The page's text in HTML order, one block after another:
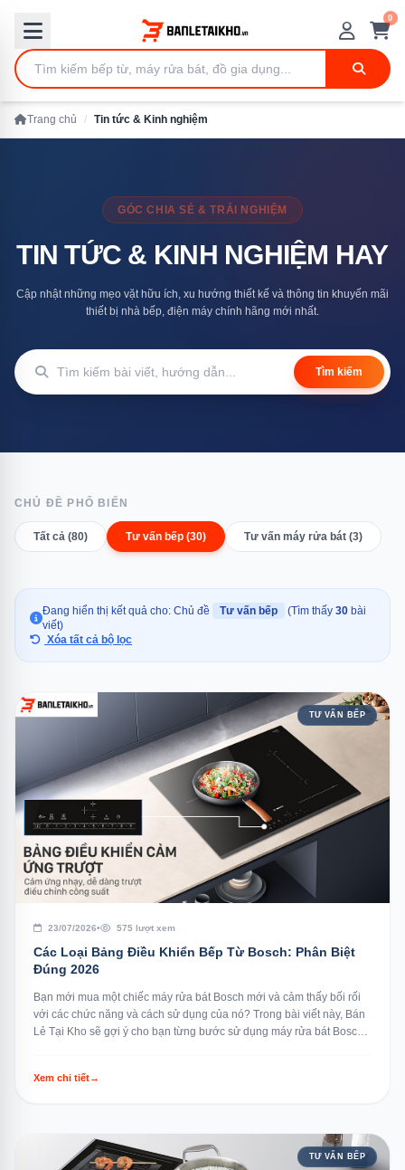
0
Trang chủ / Tin tức & Kinh nghiệm
GÓC CHIA SẺ & TRẢI NGHIỆM
TIN TỨC & KINH NGHIỆM HAY
Cập nhật những mẹo vặt hữu ích, xu hướng thiết kế và thông tin khuyến mãi
thiết bị nhà bếp, điện máy chính hãng mới nhất.
Tìm kiếm
CHỦ ĐỀ PHỔ BIẾN
Tất cả (80) Tư vấn bếp (30) Tư vấn máy rửa bát (3)
Đang hiển thị kết quả cho: Chủ đề Tư vấn bếp (Tìm thấy 30 bài
viết)
Xóa tất cả bộ lọc
TƯ VẤN BẾP
23/07/2026• 575 lượt xem
Các Loại Bảng Điều Khiển Bếp Từ Bosch: Phân Biệt
Đúng 2026
Bạn mới mua một chiếc máy rửa bát Bosch mới và cảm thấy bối rối
với các chức năng và cách sử dụng của nó? Trong bài viết này, Bán
Lẻ Tại Kho sẽ gợi ý cho bạn từng bước sử dụng máy rửa bát Bosch
Xem chi tiết→
TƯ VẤN BẾP